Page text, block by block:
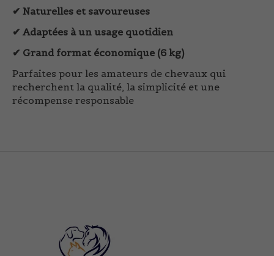
✔ Naturelles et savoureuses
✔ Adaptées à un usage quotidien
✔ Grand format économique (6 kg)
Parfaites pour les amateurs de chevaux qui
recherchent la qualité, la simplicité et une
récompense responsable